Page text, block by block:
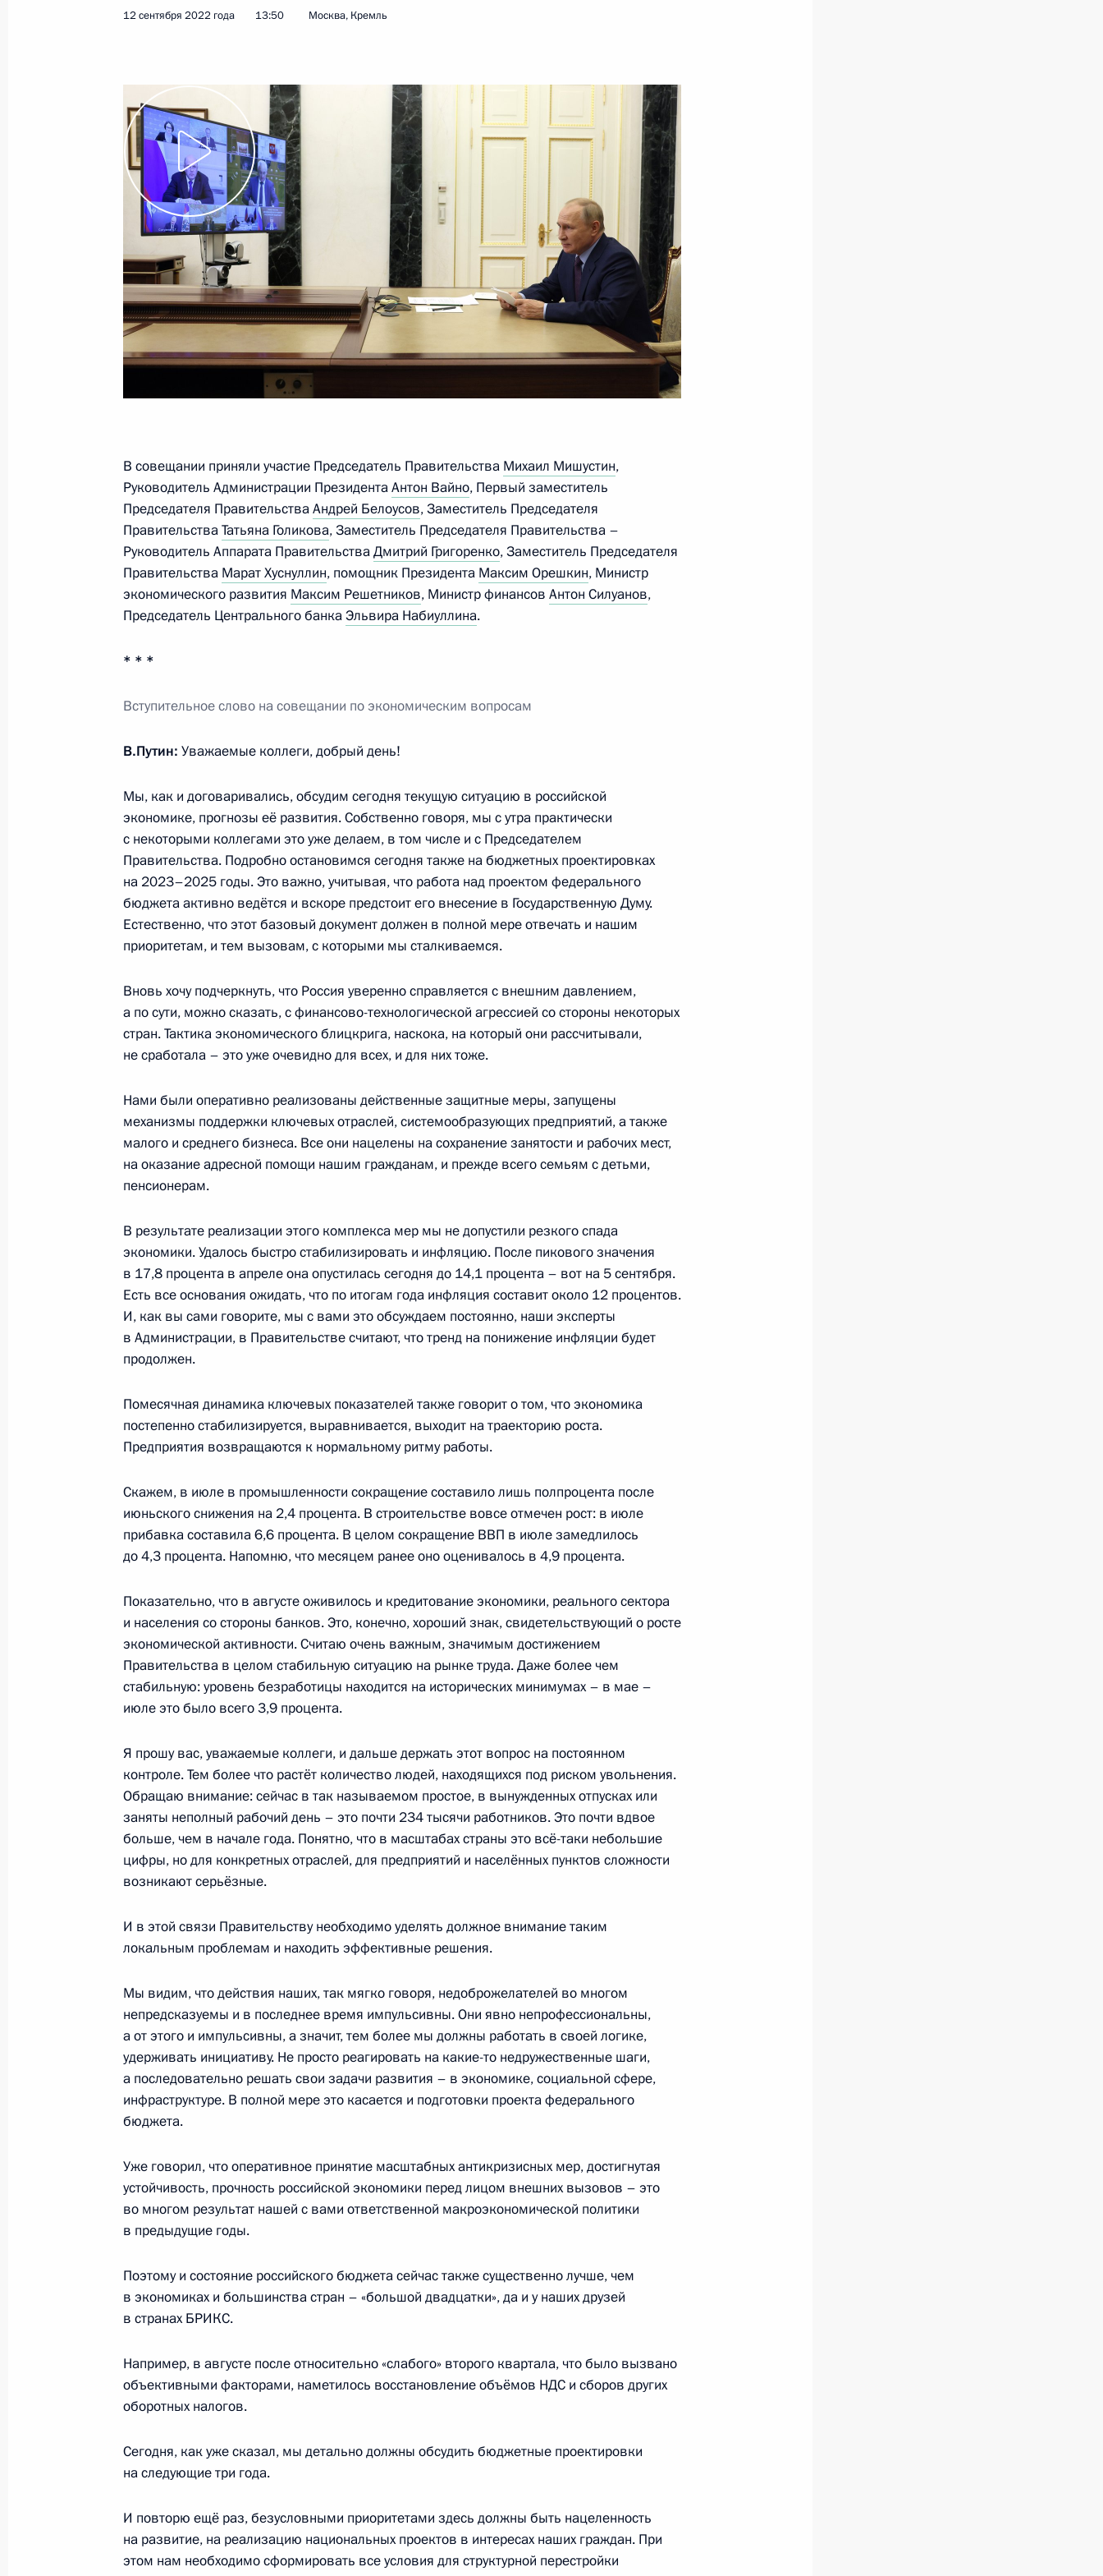
на совершенствование порядка приобретения публичными
акционерными обществами собственных акций
7 октября 2022 года, 12:45
Совещание по экономическим вопросам
6 октября 2022 года, 13:40
Заседание межведомственной рабочей группы
по противодействию незаконным финансовым операциям
28 сентября 2022 года, 18:00
Бочаровым
28 сентября 2022 года, 13:25
Встреча с губернатором Новгородской области Андреем
Никитиным
21 сентября 2022 года, 17:30
Совещание по экономическим вопросам
12 сентября 2022 года, 13:50
Указ об особом порядке осуществления (исполнения) отдельных
видов сделок (операций) между некоторыми лицами
8 сентября 2022 года, 19:45
Пленарное заседание Восточного экономического форума
7 сентября 2022 года, 12:40
Совещание с постоянными членами Совета Безопасности
2 сентября 2022 года, 15:30
Встреча с губернатором Калининградской области Антоном
Алихановым
1 сентября 2022 года, 20:00
Перечень поручений по итогам заседания Совета
1 сентября 2022 года, 20:00
Встреча с председателем госкорпорации развития «ВЭБ.РФ»
Игорем Шуваловым
23 августа 2022 года, 14:15
Встреча с врио главы администрации Тамбовской области
Максимом Егоровым
16 августа 2022 года, 13:45
по договорам банковского счёта, выраженных в иностранной
валюте, и обязательств по облигациям, выпущенным
иностранными организациями
Гладковым
8 августа 2022 года, 14:05
Указ о применении специальных экономических мер
в финансовой и топливно-энергетической сферах в связи
с недружественными действиями некоторых иностранных
государств и международных организаций
5 августа 2022 года, 14:35
Совещание с постоянными членами Совета Безопасности
4 августа 2022 года, 14:40
Перечень поручений по итогам XXV Петербургского
международного экономического форума
Встреча с военнослужащими Военно-Морского Флота
12 сентября 2022 года 13:50 Москва, Кремль
В совещании приняли участие Председатель Правительства Михаил Мишустин,
Руководитель Администрации ПрезидентаАнтон Вайно, Первый заместитель
Председателя ПравительстваАндрей Белоусов, Заместитель Председателя
ПравительстваТатьяна Голикова, Заместитель Председателя Правительства –
Руководитель Аппарата ПравительстваДмитрий Григоренко, Заместитель Председателя
Правительства Марат Хуснуллин, помощник Президента Максим Орешкин, Министр
экономического развития Максим Решетников, Министр финансов Антон Силуанов,
Председатель Центрального банкаЭльвира Набиуллина.
* * *
Вступительное слово на совещании по экономическим вопросам
В.Путин: Уважаемые коллеги, добрый день!
Мы, как и договаривались, обсудим сегодня текущую ситуацию в российской
экономике, прогнозы её развития. Собственно говоря, мы с утра практически
с некоторыми коллегами это уже делаем, в том числе и с Председателем
Правительства. Подробно остановимся сегодня также на бюджетных проектировках
на 2023–2025 годы. Это важно, учитывая, что работа над проектом федерального
бюджета активно ведётся и вскоре предстоит его внесение в Государственную Думу.
Естественно, что этот базовый документ должен в полной мере отвечать и нашим
приоритетам, и тем вызовам, с которыми мы сталкиваемся.
Вновь хочу подчеркнуть, что Россия уверенно справляется с внешним давлением,
а по сути, можно сказать, с финансово-технологической агрессией со стороны некоторых
стран. Тактика экономического блицкрига, наскока, на который они рассчитывали,
не сработала – это уже очевидно для всех, и для них тоже.
Нами были оперативно реализованы действенные защитные меры, запущены
механизмы поддержки ключевых отраслей, системообразующих предприятий, а также
малого и среднего бизнеса. Все они нацелены на сохранение занятости и рабочих мест,
на оказание адресной помощи нашим гражданам, и прежде всего семьям с детьми,
пенсионерам.
В результате реализации этого комплекса мер мы не допустили резкого спада
экономики. Удалось быстро стабилизировать и инфляцию. После пикового значения
в 17,8 процента в апреле она опустилась сегодня до 14,1 процента – вот на 5 сентября.
Есть все основания ожидать, что по итогам года инфляция составит около 12 процентов.
И, как вы сами говорите, мы с вами это обсуждаем постоянно, наши эксперты
в Администрации, в Правительстве считают, что тренд на понижение инфляции будет
продолжен.
Помесячная динамика ключевых показателей также говорит о том, что экономика
постепенно стабилизируется, выравнивается, выходит на траекторию роста.
Предприятия возвращаются к нормальному ритму работы.
Скажем, в июле в промышленности сокращение составило лишь полпроцента после
июньского снижения на 2,4 процента. В строительстве вовсе отмечен рост: в июле
прибавка составила 6,6 процента. В целом сокращение ВВП в июле замедлилось
до 4,3 процента. Напомню, что месяцем ранее оно оценивалось в 4,9 процента.
Показательно, что в августе оживилось и кредитование экономики, реального сектора
и населения со стороны банков. Это, конечно, хороший знак, свидетельствующий о росте
экономической активности. Считаю очень важным, значимым достижением
Правительства в целом стабильную ситуацию на рынке труда. Даже более чем
стабильную: уровень безработицы находится на исторических минимумах – в мае –
июле это было всего 3,9 процента.
Я прошу вас, уважаемые коллеги, и дальше держать этот вопрос на постоянном
контроле. Тем более что растёт количество людей, находящихся под риском увольнения.
Обращаю внимание: сейчас в так называемом простое, в вынужденных отпусках или
заняты неполный рабочий день – это почти 234 тысячи работников. Это почти вдвое
больше, чем в начале года. Понятно, что в масштабах страны это всё-таки небольшие
цифры, но для конкретных отраслей, для предприятий и населённых пунктов сложности
возникают серьёзные.
И в этой связи Правительству необходимо уделять должное внимание таким
локальным проблемам и находить эффективные решения.
Мы видим, что действия наших, так мягко говоря, недоброжелателей во многом
непредсказуемы и в последнее время импульсивны. Они явно непрофессиональны,
а от этого и импульсивны, а значит, тем более мы должны работать в своей логике,
удерживать инициативу. Не просто реагировать на какие-то недружественные шаги,
а последовательно решать свои задачи развития – в экономике, социальной сфере,
инфраструктуре. В полной мере это касается и подготовки проекта федерального
бюджета.
Уже говорил, что оперативное принятие масштабных антикризисных мер, достигнутая
устойчивость, прочность российской экономики перед лицом внешних вызовов – это
во многом результат нашей с вами ответственной макроэкономической политики
в предыдущие годы.
Поэтому и состояние российского бюджета сейчас также существенно лучше, чем
в экономиках и большинства стран – «большой двадцатки», да и у наших друзей
в странах БРИКС.
Например, в августе после относительно «слабого» второго квартала, что было вызвано
объективными факторами, наметилось восстановление объёмов НДС и сборов других
оборотных налогов.
Сегодня, как уже сказал, мы детально должны обсудить бюджетные проектировки
на следующие три года.
И повторю ещё раз, безусловными приоритетами здесь должны быть нацеленность
на развитие, на реализацию национальных проектов в интересах наших граждан. При
этом нам необходимо сформировать все условия для структурной перестройки